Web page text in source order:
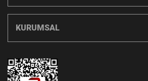
KURUMSAL